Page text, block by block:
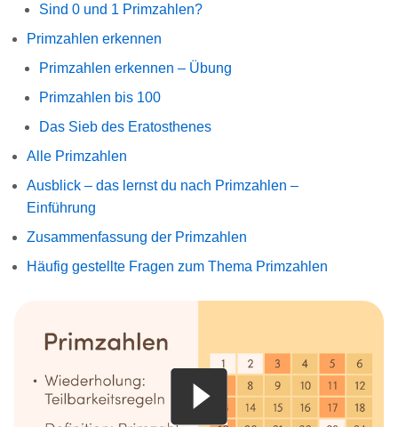
Sind 0 und 1 Primzahlen?
Primzahlen erkennen
Primzahlen erkennen – Übung
Primzahlen bis 100
Das Sieb des Eratosthenes
Alle Primzahlen
Ausblick – das lernst du nach Primzahlen –
Einführung
Zusammenfassung der Primzahlen
Häufig gestellte Fragen zum Thema Primzahlen